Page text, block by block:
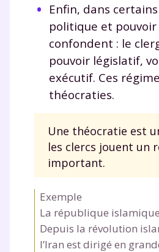
Enfin, dans
politique et pouvoir
confondent : le
pouvoir législatif,
exécutif. Ces
théocraties.
Une théocratie est
les clercs jouent un
important.
Exemple
La république islamique
Depuis la révolution
l’Iran est dirigé en